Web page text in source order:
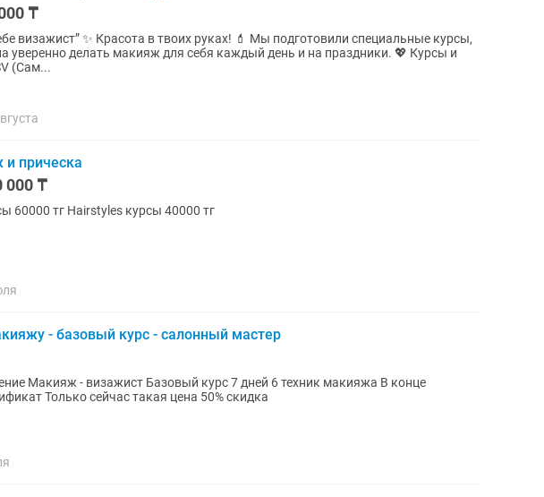
₸
руках! 💄 Мы подготовили специальные курсы,
делать макияж для себя каждый день и на праздники. 💖 Курсы и
(Сам...
прическа
000 ₸
Визажист курсы 60000 тг Hairstyles курсы 40000 тг
- базовый курс - салонный мастер
макияжа В конце
выдается сертификат Только сейчас такая цена 50% скидка